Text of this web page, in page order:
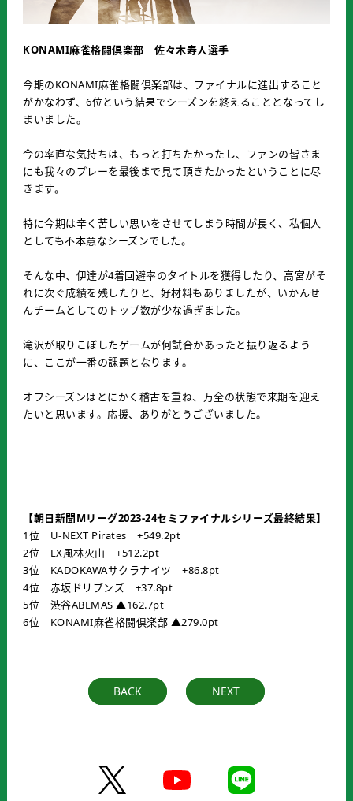
KONAMI麻雀格闘倶楽部 佐々木寿人選手
今期のKONAMI麻雀格闘倶楽部は、ファイナルに進出すること
がかなわず、6位という結果でシーズンを終えることとなってし
まいました。
今の率直な気持ちは、もっと打ちたかったし、ファンの皆さま
にも我々のプレーを最後まで見て頂きたかったということに尽
きます。
特に今期は辛く苦しい思いをさせてしまう時間が長く、私個人
としても不本意なシーズンでした。
そんな中、伊達が4着回避率のタイトルを獲得したり、高宮がそ
れに次ぐ成績を残したりと、好材料もありましたが、いかんせ
んチームとしてのトップ数が少な過ぎました。
滝沢が取りこぼしたゲームが何試合かあったと振り返るよう
に、ここが一番の課題となります。
オフシーズンはとにかく稽古を重ね、万全の状態で来期を迎え
たいと思います。応援、ありがとうございました。
【朝日新聞Mリーグ2023-24セミファイナルシリーズ最終結果】
1位 U-NEXT Pirates +549.2pt
2位 EX風林火山 +512.2pt
3位 KADOKAWAサクラナイツ +86.8pt
4位 赤坂ドリブンズ +37.8pt
5位 渋谷ABEMAS ▲162.7pt
6位 KONAMI麻雀格闘倶楽部 ▲279.0pt
BACK NEXT